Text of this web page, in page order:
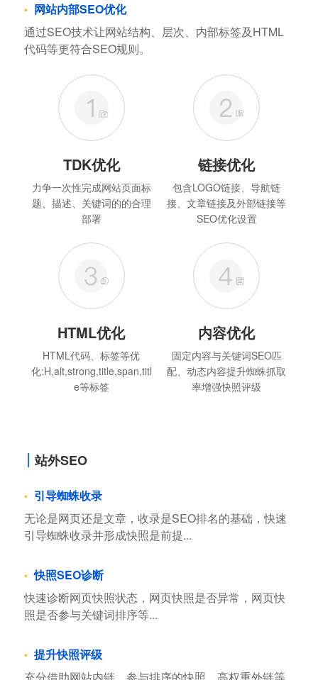
网站内部SEO优化
通过SEO技术让网站结构、层次、内部标签及HTML
代码等更符合SEO规则。
TDK优化
力争一次性完成网站页面标
题、描述、关键词的的合理
部署
链接优化
包含LOGO链接、导航链
接、文章链接及外部链接等
SEO优化设置
HTML优化
HTML代码、标签等优
化:H,alt,strong,title,span,titl
e等标签
内容优化
固定内容与关键词SEO匹
配、动态内容提升蜘蛛抓取
率增强快照评级
站外SEO
引导蜘蛛收录
无论是网页还是文章，收录是SEO排名的基础，快速
引导蜘蛛收录并形成快照是前提...
快照SEO诊断
快速诊断网页快照状态，网页快照是否异常，网页快
照是否参与关键词排序等...
提升快照评级